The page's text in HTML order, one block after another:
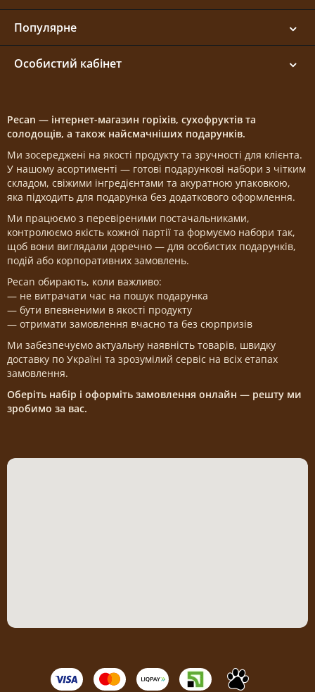
Популярне
Особистий кабінет
Pecan — інтернет-магазин горіхів, сухофруктів та
солодощів, а також найсмачніших подарунків.
Ми зосереджені на якості продукту та зручності для клієнта.
У нашому асортименті — готові подарункові набори з чітким
складом, свіжими інгредієнтами та акуратною упаковкою,
яка підходить для подарунка без додаткового оформлення.
Ми працюємо з перевіреними постачальниками,
контролюємо якість кожної партії та формуємо набори так,
щоб вони виглядали доречно — для особистих подарунків,
подій або корпоративних замовлень.
Pecan обирають, коли важливо:
— не витрачати час на пошук подарунка
— бути впевненими в якості продукту
— отримати замовлення вчасно та без сюрпризів
Ми забезпечуємо актуальну наявність товарів, швидку
доставку по Україні та зрозумілий сервіс на всіх етапах
замовлення.
Оберіть набір і оформіть замовлення онлайн — решту ми
зробимо за вас.